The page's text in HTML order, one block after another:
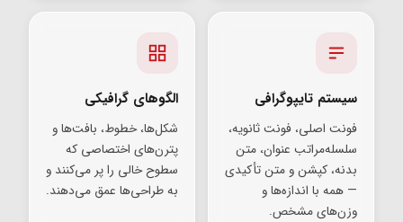
سیستم تایپوگرافی
فونت اصلی، فونت ثانویه،
سلسله‌مراتب عنوان، متن
بدنه، کپشن و متن تأکیدی
— همه با اندازه‌ها و
وزن‌های مشخص.
الگوهای گرافیکی
شکل‌ها، خطوط، بافت‌ها و
پترن‌های اختصاصی که
سطوح خالی را پر می‌کنند و
به طراحی‌ها عمق می‌دهند.